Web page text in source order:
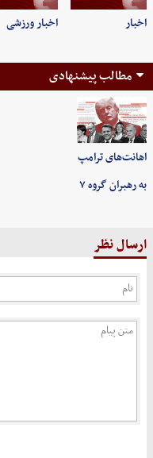
اخبار اخبار ورزشی
مطالب پیشنهادی
اهانت‌های ترامپ
به رهبران گروه ۷
ارسال نظر